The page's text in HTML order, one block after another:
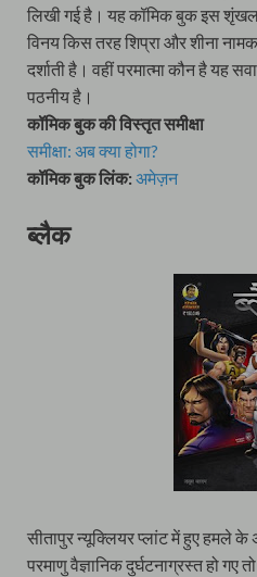
लिखी गई है। यह कॉमिक बुक इस
विनय किस तरह शिप्रा और शीना
दर्शाती है। वहीं परमात्मा कौन है यह
पठनीय है।
कॉमिक बुक की विस्तृत समीक्षा
समीक्षा: अब क्या होगा?
कॉमिक बुक लिंक:अमेज़न
ब्लैक
सीतापुर न्यूक्लियर प्लांट में हुए हमले के
परमाणु वैज्ञानिक दुर्घटनाग्रस्त हो गए